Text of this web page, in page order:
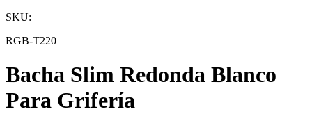
SKU:
RGB-T220
Bacha Slim Redonda Blanco
Para Grifería